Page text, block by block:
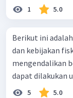
1 5.0
Berikut ini
dan kebijakan fiskal. Kebijakan
mengendalikan belanja
dapat dilakukan
5 5.0